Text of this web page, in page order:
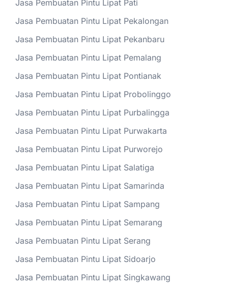
Jasa Pembuatan Pintu Lipat Pati
Jasa Pembuatan Pintu Lipat Pekalongan
Jasa Pembuatan Pintu Lipat Pekanbaru
Jasa Pembuatan Pintu Lipat Pemalang
Jasa Pembuatan Pintu Lipat Pontianak
Jasa Pembuatan Pintu Lipat Probolinggo
Jasa Pembuatan Pintu Lipat Purbalingga
Jasa Pembuatan Pintu Lipat Purwakarta
Jasa Pembuatan Pintu Lipat Purworejo
Jasa Pembuatan Pintu Lipat Salatiga
Jasa Pembuatan Pintu Lipat Samarinda
Jasa Pembuatan Pintu Lipat Sampang
Jasa Pembuatan Pintu Lipat Semarang
Jasa Pembuatan Pintu Lipat Serang
Jasa Pembuatan Pintu Lipat Sidoarjo
Jasa Pembuatan Pintu Lipat Singkawang